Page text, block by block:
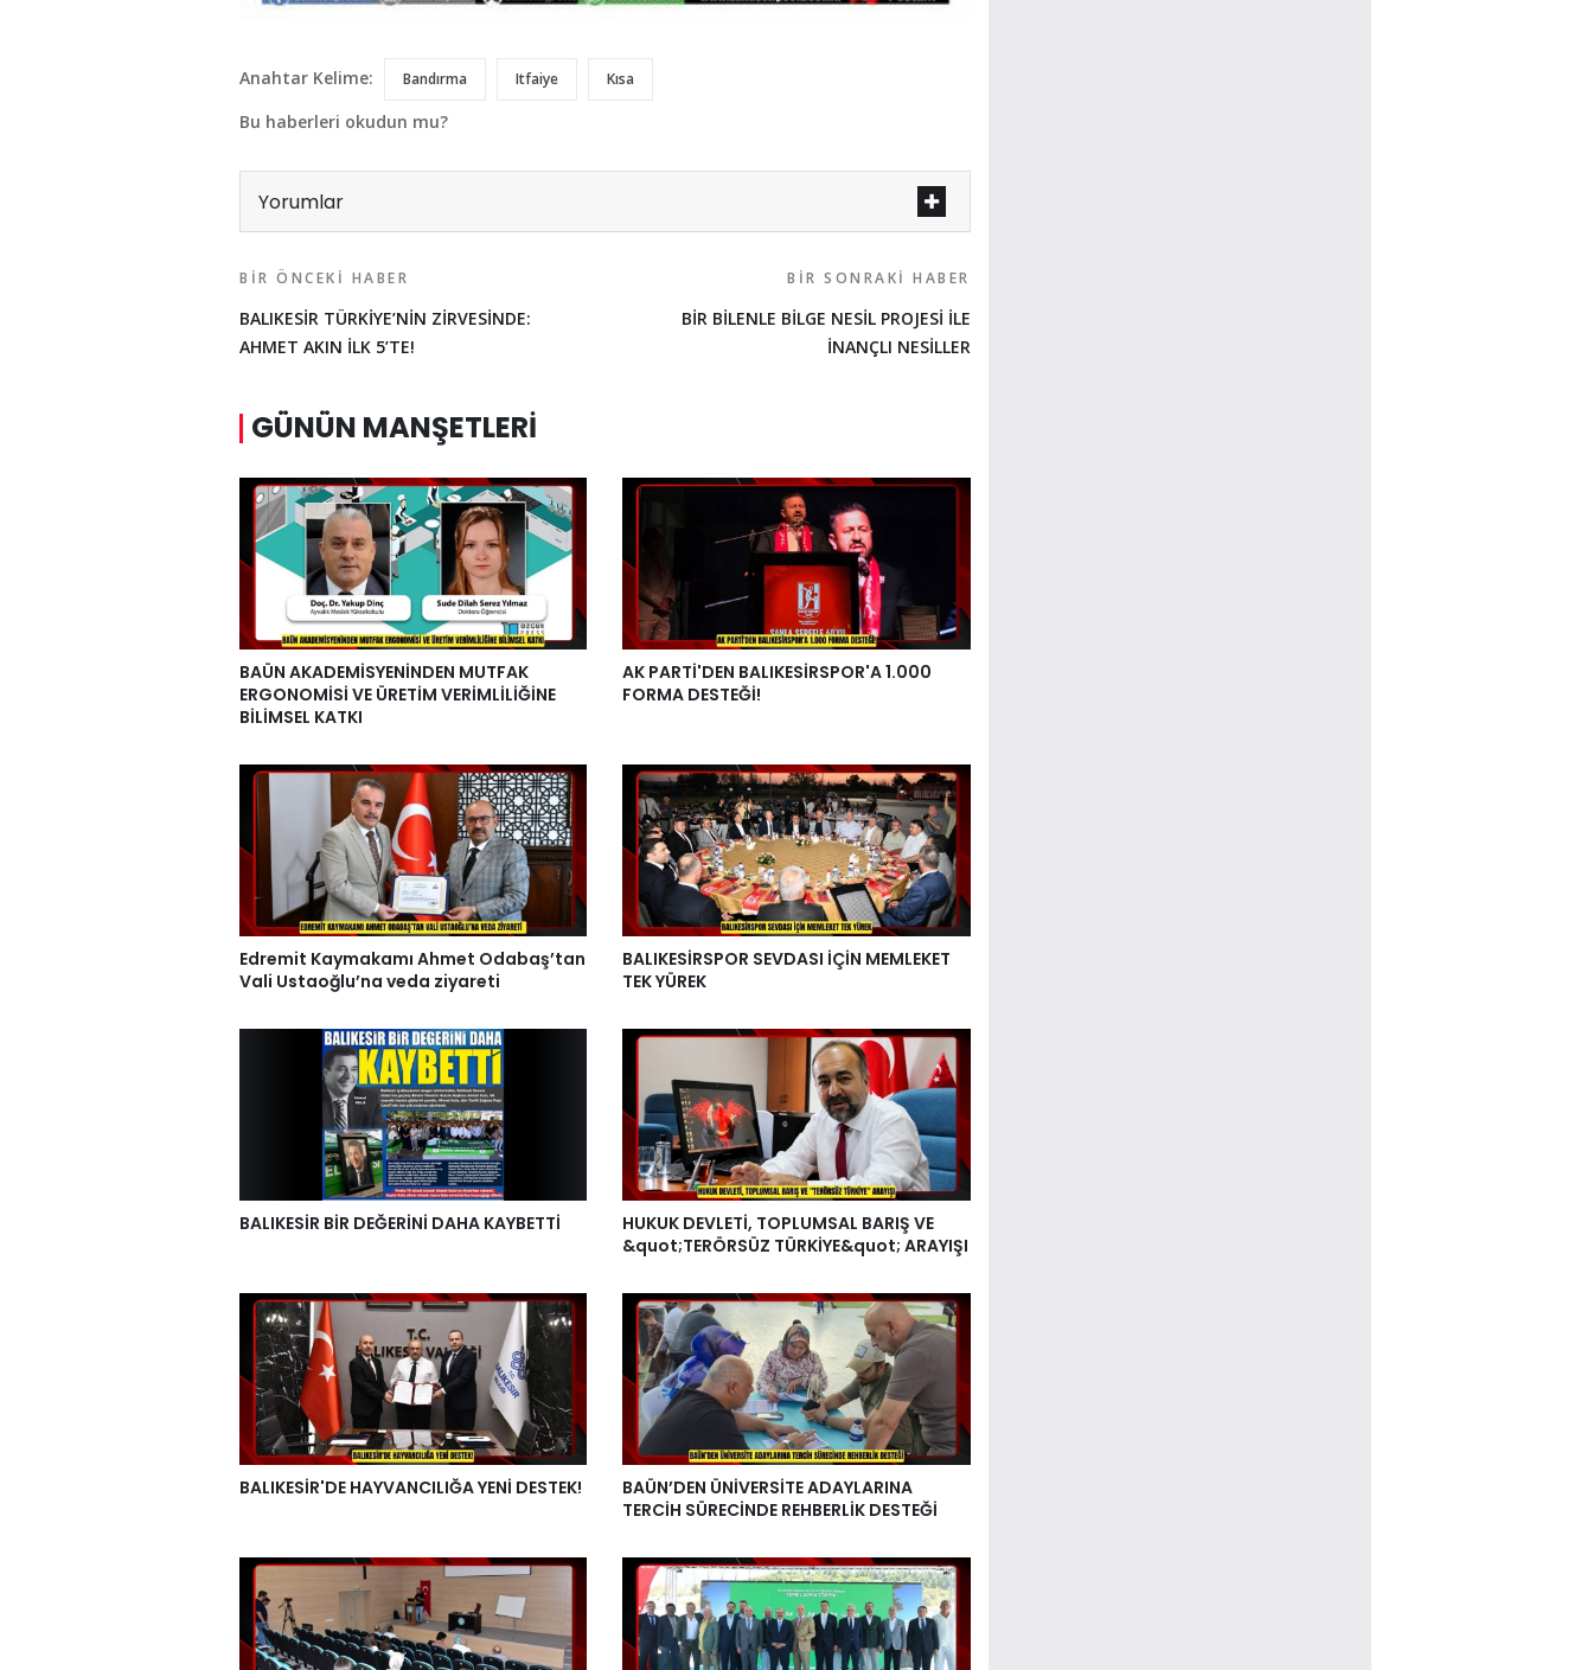
Anahtar Kelime: Bandırma Itfaiye Kısa
Bu haberleri okudun mu?
Yorumlar
BIR ÖNCEKI HABER
BALIKESİR TÜRKİYE’NİN ZİRVESİNDE:
AHMET AKIN İLK 5’TE!
BIR SONRAKI HABER
BİR BİLENLE BİLGE NESİL PROJESİ İLE
İNANÇLI NESİLLER
GÜNÜN MANŞETLERI
BAÜN AKADEMİSYENİNDEN MUTFAK
ERGONOMİSİ VE ÜRETİM VERİMLİLİĞİNE
BİLİMSEL KATKI
AK PARTİ'DEN BALIKESİRSPOR'A 1.000
FORMA DESTEĞİ!
Edremit Kaymakamı Ahmet Odabaş’tan
Vali Ustaoğlu’na veda ziyareti
BALIKESİRSPOR SEVDASI İÇİN MEMLEKET
TEK YÜREK
BALIKESİR BİR DEĞERİNİ DAHA KAYBETTİ
HUKUK DEVLETİ, TOPLUMSAL BARIŞ VE
&quot;TERÖRSÜZ TÜRKİYE&quot; ARAYIŞI
BALIKESİR'DE HAYVANCILIĞA YENİ DESTEK!
BAÜN’DEN ÜNİVERSİTE ADAYLARINA
TERCİH SÜRECİNDE REHBERLİK DESTEĞİ